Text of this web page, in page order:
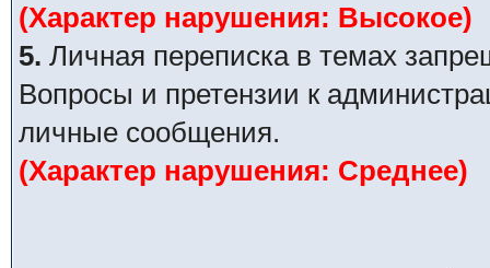
(Характер нарушения: Высокое)
5. Личная переписка в темах
Вопросы и претензии к
личные сообщения.
(Характер нарушения: Среднее)